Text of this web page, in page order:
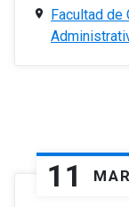
Facultad de
11 MAR